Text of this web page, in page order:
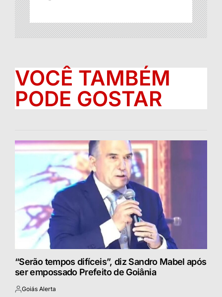
VOCÊ TAMBÉM
PODE GOSTAR
“Serão tempos difíceis”, diz Sandro Mabel após
ser empossado Prefeito de Goiânia
Postado
Goiás Alerta